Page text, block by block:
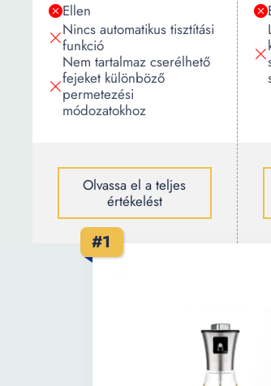
Ellen
Nincs automatikus tisztítási
funkció
Nem tartalmaz cserélhető
fejeket különböző
permetezési
módozatokhoz
Olvassa el a teljes
értékelést
#1